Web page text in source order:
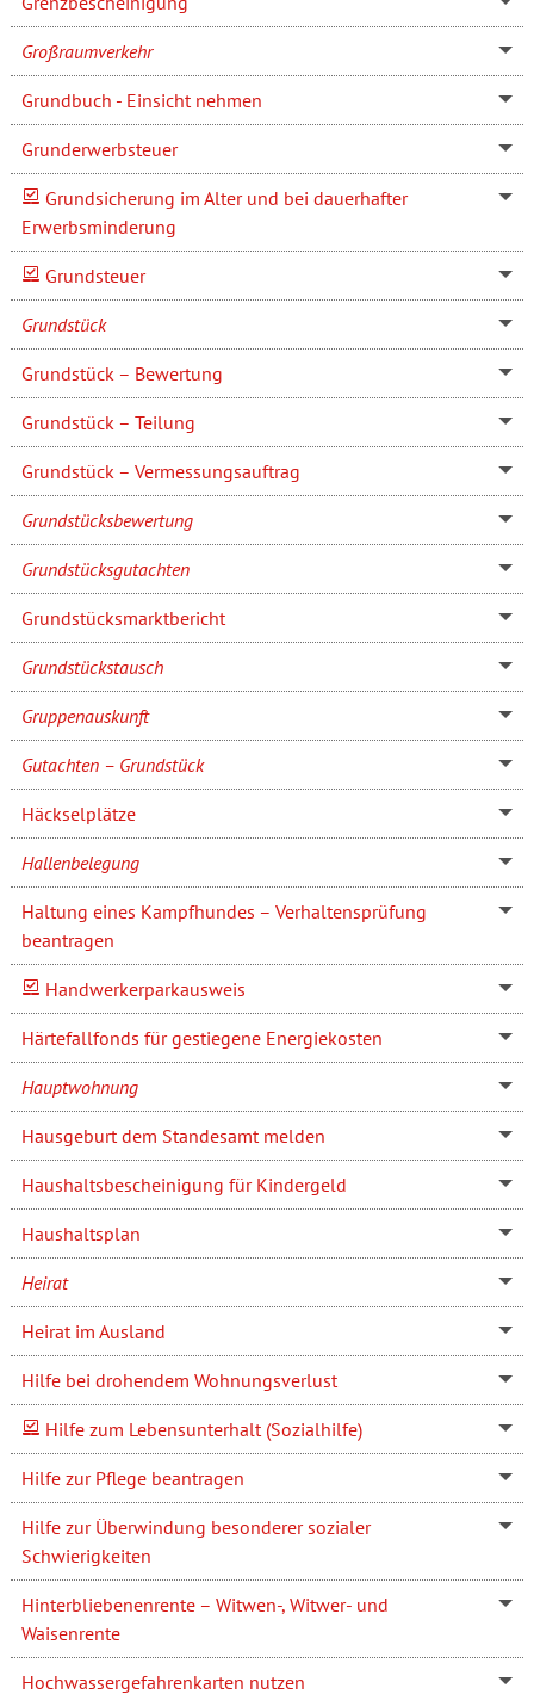
Großraumverkehr
Grundbuch - Einsicht nehmen
Grunderwerbsteuer
Grundsicherung im Alter und bei dauerhafter
Erwerbsminderung
Grundsteuer
Grundstück
Grundstück – Bewertung
Grundstück – Teilung
Grundstück – Vermessungsauftrag
Grundstücksbewertung
Grundstücksgutachten
Grundstücksmarktbericht
Grundstückstausch
Gruppenauskunft
Gutachten – Grundstück
Häckselplätze
Hallenbelegung
Haltung eines Kampfhundes – Verhaltensprüfung
beantragen
Handwerkerparkausweis
Härtefallfonds für gestiegene Energiekosten
Hauptwohnung
Hausgeburt dem Standesamt melden
Haushaltsbescheinigung für Kindergeld
Haushaltsplan
Heirat
Heirat im Ausland
Hilfe bei drohendem Wohnungsverlust
Hilfe zum Lebensunterhalt (Sozialhilfe)
Hilfe zur Pflege beantragen
Hilfe zur Überwindung besonderer sozialer
Schwierigkeiten
Hinterbliebenenrente – Witwen-, Witwer- und
Waisenrente
Hochwassergefahrenkarten nutzen